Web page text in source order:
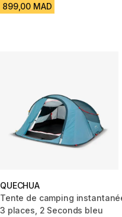
899,00 MAD
QUECHUA
Tente de camping
3 places, 2 Seconds bleu